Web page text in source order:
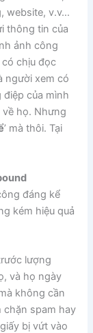
website, v.v…
thông tin của
ảnh công
chịu đọc
người xem có
của mình
họ. Nhưng
’ mà thôi. Tại
đáng kể
kém hiệu quả
lượng
và họ ngày
không cần
chặn spam hay
bị vứt vào